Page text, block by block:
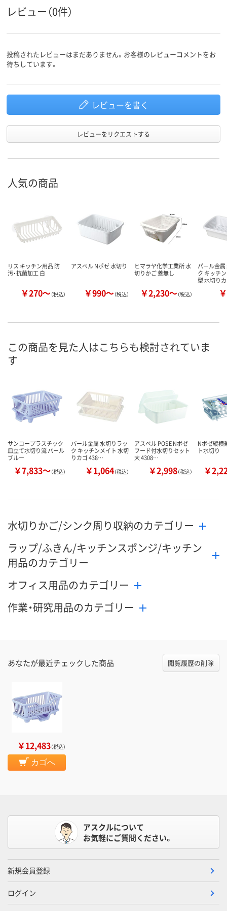
レビュー（0件）
投稿されたレビューはまだありません。お客様のレビューコメントをお
待ちしています。
レビューを書く
レビューをリクエストする
人気の商品
リス キッチン用品 防
汚・抗菌加工 白
￥270～（税込）
アスベル Nポゼ 水切り
￥990～（税込）
ヒマラヤ化学工業所 水
切りかご 蓋無し
￥2,230～（税込）
パール金
ク キッチ
型 水切り
この商品を見た人はこちらも検討されていま
す
サンコープラスチック
皿立て水切り流 パール
ブルー
￥7,833～（税込）
パール金属 水切りラッ
ク キッチンメイト 水切
りカゴ 438…
￥1,064（税込）
アスベル POSE Nポゼ
フード付水切りセット
大 4308…
￥2,998（税込）
Nポゼ縦横
ト水切り
￥
水切りかご/シンク周り収納のカテゴリー
ラップ/ふきん/キッチンスポンジ/キッチン
用品のカテゴリー
オフィス用品のカテゴリー
作業・研究用品のカテゴリー
あなたが最近チェックした商品 閲覧履歴の削除
￥12,483（税込）
カゴへ
アスクルについて
お気軽にご質問ください。
新規会員登録
ログイン